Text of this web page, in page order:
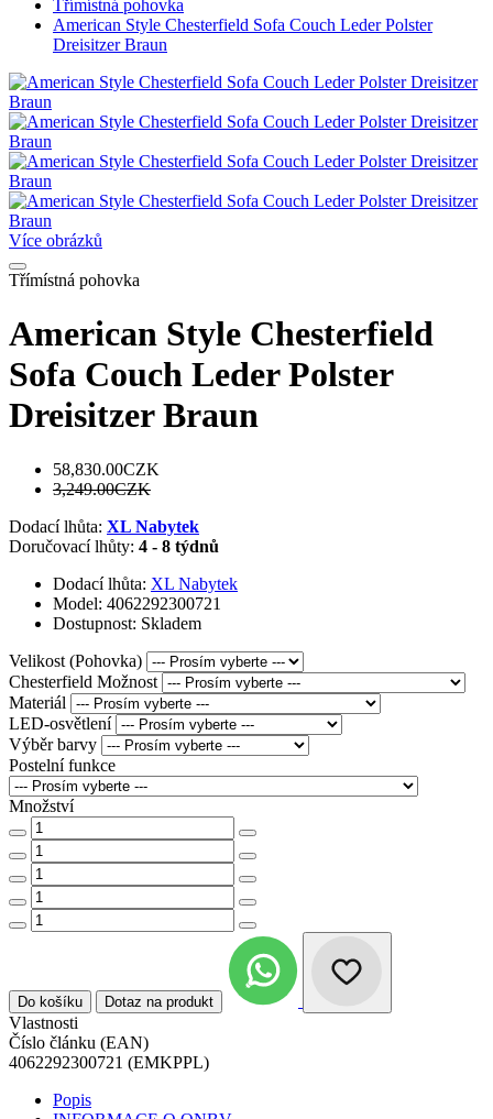
Třímístná pohovka
American Style Chesterfield Sofa Couch Leder Polster
Dreisitzer Braun
Více obrázků
Třímístná pohovka
American Style Chesterfield
Sofa Couch Leder Polster
Dreisitzer Braun
58,830.00CZK
3,249.00CZK
Dodací lhůta: XL Nabytek
Doručovací lhůty: 4 - 8 týdnů
Dodací lhůta: XL Nabytek
Model: 4062292300721
Dostupnost: Skladem
Velikost (Pohovka)
Chesterfield Možnost
Materiál
LED-osvětlení
Výběr barvy
Postelní funkce
Množství
Do košíku Dotaz na produkt
Vlastnosti
Číslo článku (EAN)
4062292300721 (EMKPPL)
Popis